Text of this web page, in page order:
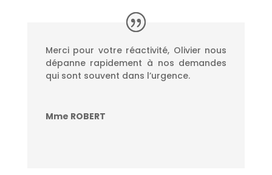
Merci pour votre réactivité, Olivier nous
dépanne rapidement à nos demandes
qui sont souvent dans l’urgence.
Mme ROBERT